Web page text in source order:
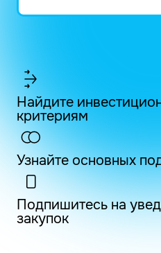
Найдите
критериям
Узнайте основных
Подпишитесь на
закупок